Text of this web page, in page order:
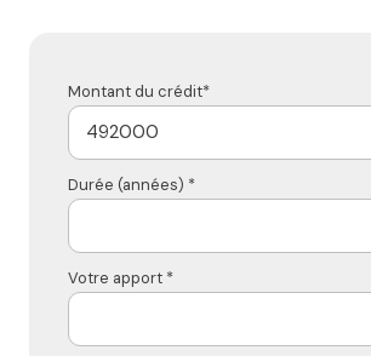
Montant du crédit*
Durée (années) *
Votre apport *